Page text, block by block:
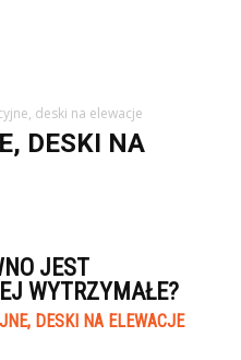
deski na elewacje
DESKI NA
JEST
WYTRZYMAŁE?
DESKI NA ELEWACJE